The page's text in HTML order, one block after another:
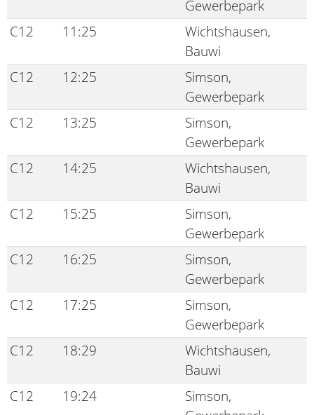
Gewerbepark
C12
11:25
Wichtshausen,
Bauwi
C12
12:25
Simson,
Gewerbepark
C12
13:25
Simson,
Gewerbepark
C12
14:25
Wichtshausen,
Bauwi
C12
15:25
Simson,
Gewerbepark
C12
16:25
Simson,
Gewerbepark
C12
17:25
Simson,
Gewerbepark
C12
18:29
Wichtshausen,
Bauwi
C12
19:24
Simson,